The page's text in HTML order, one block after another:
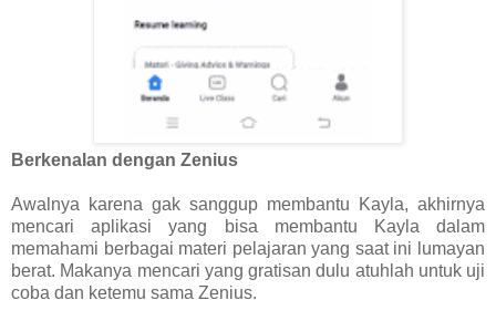
Berkenalan dengan Zenius
Awalnya karena gak sanggup membantu Kayla, akhirnya
mencari aplikasi yang bisa membantu Kayla dalam
memahami berbagai materi pelajaran yang saat ini lumayan
berat. Makanya mencari yang gratisan dulu atuhlah untuk uji
coba dan ketemu sama Zenius.